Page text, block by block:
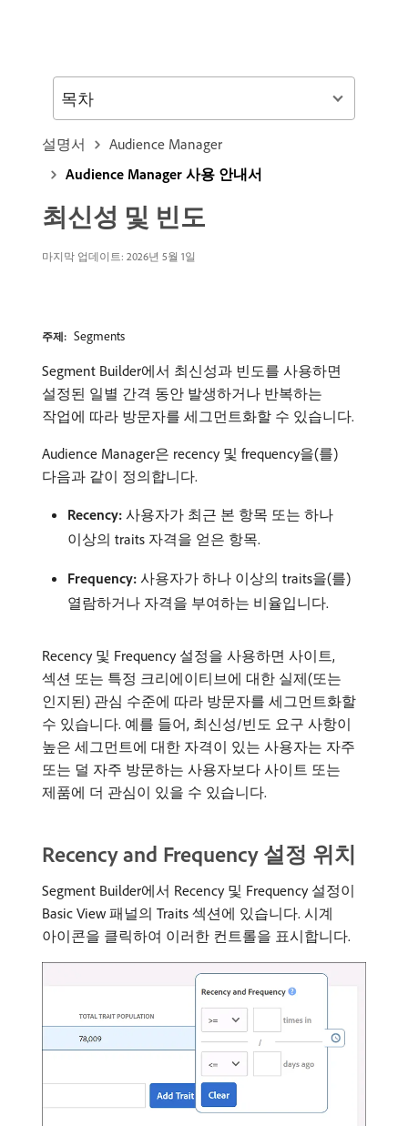
설명서
Audience Manager
Audience Manager 사용 안내서
최신성 및 빈도
마지막 업데이트: 2026년 5월 1일
주제: Segments
Segment Builder에서 최신성과 빈도를 사용하면
설정된 일별 간격 동안 발생하거나 반복하는
작업에 따라 방문자를 세그먼트화할 수 있습니다.
Audience Manager은 recency 및 frequency을(를)
다음과 같이 정의합니다.
Recency: 사용자가 최근 본 항목 또는 하나
이상의 traits 자격을 얻은 항목.
Frequency: 사용자가 하나 이상의 traits을(를)
열람하거나 자격을 부여하는 비율입니다.
Recency 및 Frequency 설정을 사용하면 사이트,
섹션 또는 특정 크리에이티브에 대한 실제(또는
인지된) 관심 수준에 따라 방문자를 세그먼트화할
수 있습니다. 예를 들어, 최신성/빈도 요구 사항이
높은 세그먼트에 대한 자격이 있는 사용자는 자주
또는 덜 자주 방문하는 사용자보다 사이트 또는
제품에 더 관심이 있을 수 있습니다.
Recency and Frequency 설정 위치
Segment Builder에서 Recency 및 Frequency 설정이
Basic View 패널의 Traits 섹션에 있습니다. 시계
아이콘을 클릭하여 이러한 컨트롤을 표시합니다.
목차